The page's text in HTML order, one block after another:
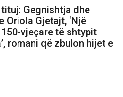
Gegnishtja dhe
Gjetajt, ‘Një
vjeçare të shtypit
romani që zbulon hijet e